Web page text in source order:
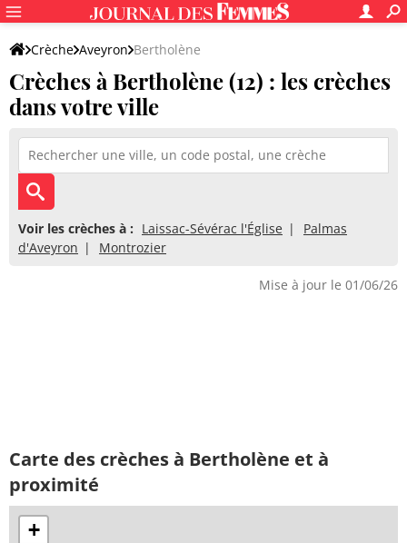
Crèche Aveyron Bertholène
Crèches à Bertholène (12) : les crèches
dans votre ville
Voir les crèches à : Laissac-Sévérac l'Église
Palmas
d'Aveyron
Montrozier
Mise à jour le 01/06/26
Carte des crèches à Bertholène et à
proximité
+